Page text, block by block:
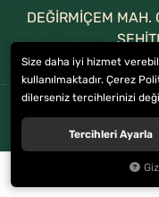
DEĞİRMİÇEM MAH.
0
© 2023
Size daha iyi hizmet
kullanılmaktadır. Çerez
dilerseniz tercihlerinizi
Tercihleri Ayarla